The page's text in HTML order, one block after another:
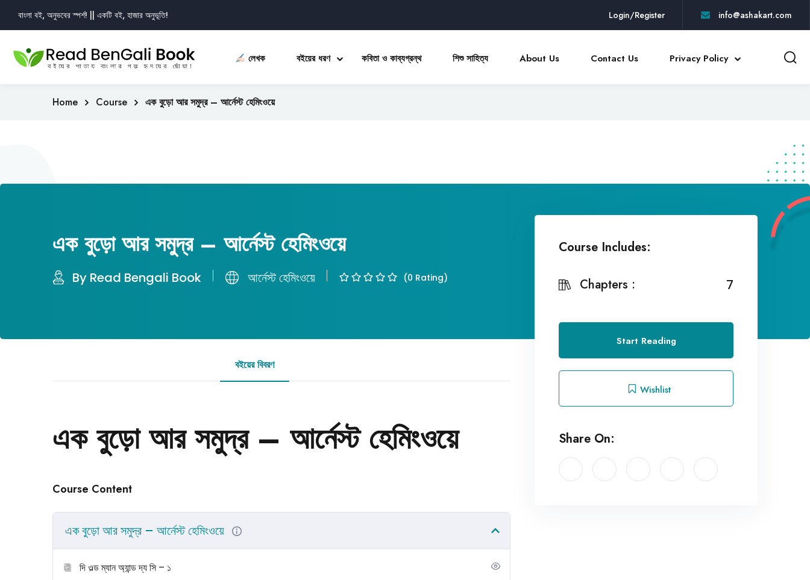
বাংলা বই, অনুভবের স্পর্শ! || একটি বই, হাজার অনুভূতি! Login/Register info@ashakart.com
লেখক বইয়ের ধরণ কবিতা ও কাব্যগ্রন্থ শিশু সাহিত্য About Us Contact Us Privacy Policy
Home Course এক বুড়ো আর সমুদ্র – আর্নেস্ট হেমিংওয়ে
এক বুড়ো আর সমুদ্র – আর্নেস্ট হেমিংওয়ে
By Read Bengali Book আর্নেস্ট হেমিংওয়ে (0 Rating)
বইয়ের বিবরণ
এক বুড়ো আর সমুদ্র – আর্নেস্ট হেমিংওয়ে
Course Content
এক বুড়ো আর সমুদ্র – আর্নেস্ট হেমিংওয়ে
দি ওল্ড ম্যান অ্যান্ড দ্য সি – ১
Course Includes:
Chapters : 7
Start Reading
Wishlist
Share On: